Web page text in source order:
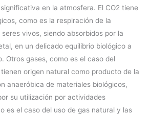
en la atmosfera. El CO2 tiene
como es la respiración de la
vivos, siendo absorbidos por la
en un delicado equilibrio biológico a
Otros gases, como es el caso del
origen natural como producto de la
anaeróbica de materiales biológicos,
su utilización por actividades
es el caso del uso de gas natural y las